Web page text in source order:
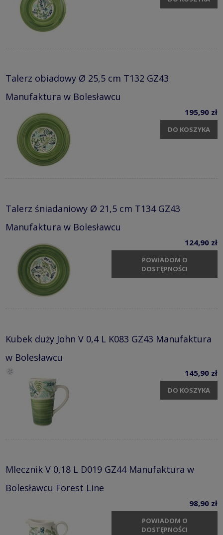
Talerz obiadowy Ø 25,5 cm T132 GZ43
Manufaktura w Bolesławcu
195,90 zł
DO KOSZYKA
Talerz śniadaniowy Ø 21,5 cm T134 GZ43
Manufaktura w Bolesławcu
124,90 zł
POWIADOM O
DOSTĘPNOŚCI
Kubek duży John V 0,4 L K083 GZ43 Manufaktura
w Bolesławcu
145,90 zł
DO KOSZYKA
Mlecznik V 0,18 L D019 GZ44 Manufaktura w
Bolesławcu Forest Line
98,90 zł
POWIADOM O
DOSTĘPNOŚCI